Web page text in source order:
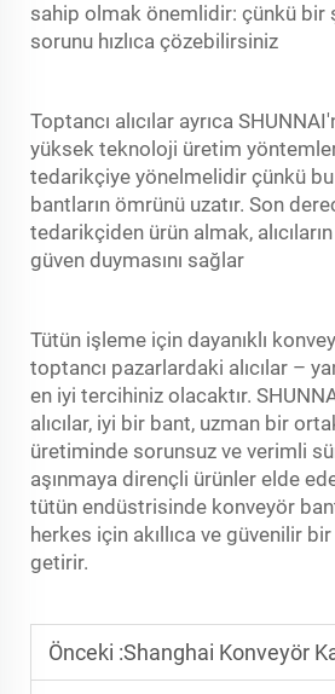
sahip olmak önemlidir: çünkü bir
sorunu hızlıca çözebilirsiniz
Toptancı alıcılar ayrıca
yüksek teknoloji üretim
tedarikçiye yönelmelidir çünkü
bantların ömrünü uzatır. Son
tedarikçiden ürün almak,
güven duymasını sağlar
Tütün işleme için dayanıklı
toptancı pazarlardaki alıcılar –
en iyi tercihiniz olacaktır.
alıcılar, iyi bir bant, uzman bir
üretiminde sorunsuz ve verimli
aşınmaya dirençli ürünler elde
tütün endüstrisinde konveyör
herkes için akıllıca ve güvenilir
getirir.
Önceki :Shanghai Konveyör Kayışı Tedarikçileri